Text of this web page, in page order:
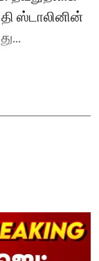
ஸ்டாலினின்